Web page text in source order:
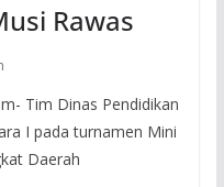
Rawas
Tim Dinas Pendidikan
I pada turnamen Mini
Daerah